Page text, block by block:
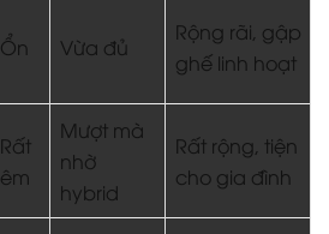
Ổn Vừa đủ
Rộng rãi, gập
ghế linh hoạt
Rất
êm
Mượt mà
nhờ
hybrid
Rất rộng, tiện
cho gia đình